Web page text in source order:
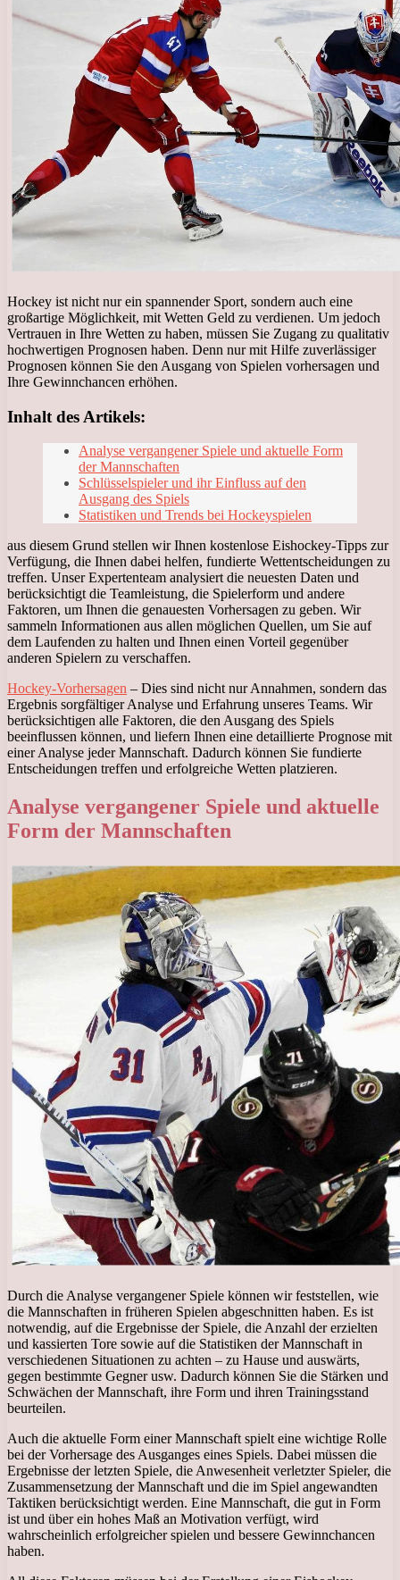
Hockey ist nicht nur ein spannender Sport, sondern auch eine
großartige Möglichkeit, mit Wetten Geld zu verdienen. Um jedoch
Vertrauen in Ihre Wetten zu haben, müssen Sie Zugang zu qualitativ
hochwertigen Prognosen haben. Denn nur mit Hilfe zuverlässiger
Prognosen können Sie den Ausgang von Spielen vorhersagen und
Ihre Gewinnchancen erhöhen.
Inhalt des Artikels:
Analyse vergangener Spiele und aktuelle Form
der Mannschaften
Schlüsselspieler und ihr Einfluss auf den
Ausgang des Spiels
Statistiken und Trends bei Hockeyspielen
aus diesem Grund stellen wir Ihnen kostenlose Eishockey-Tipps zur
Verfügung, die Ihnen dabei helfen, fundierte Wettentscheidungen zu
treffen. Unser Expertenteam analysiert die neuesten Daten und
berücksichtigt die Teamleistung, die Spielerform und andere
Faktoren, um Ihnen die genauesten Vorhersagen zu geben. Wir
sammeln Informationen aus allen möglichen Quellen, um Sie auf
dem Laufenden zu halten und Ihnen einen Vorteil gegenüber
anderen Spielern zu verschaffen.
Hockey-Vorhersagen – Dies sind nicht nur Annahmen, sondern das
Ergebnis sorgfältiger Analyse und Erfahrung unseres Teams. Wir
berücksichtigen alle Faktoren, die den Ausgang des Spiels
beeinflussen können, und liefern Ihnen eine detaillierte Prognose mit
einer Analyse jeder Mannschaft. Dadurch können Sie fundierte
Entscheidungen treffen und erfolgreiche Wetten platzieren.
Analyse vergangener Spiele und aktuelle
Form der Mannschaften
Durch die Analyse vergangener Spiele können wir feststellen, wie
die Mannschaften in früheren Spielen abgeschnitten haben. Es ist
notwendig, auf die Ergebnisse der Spiele, die Anzahl der erzielten
und kassierten Tore sowie auf die Statistiken der Mannschaft in
verschiedenen Situationen zu achten – zu Hause und auswärts,
gegen bestimmte Gegner usw. Dadurch können Sie die Stärken und
Schwächen der Mannschaft, ihre Form und ihren Trainingsstand
beurteilen.
Auch die aktuelle Form einer Mannschaft spielt eine wichtige Rolle
bei der Vorhersage des Ausganges eines Spiels. Dabei müssen die
Ergebnisse der letzten Spiele, die Anwesenheit verletzter Spieler, die
Zusammensetzung der Mannschaft und die im Spiel angewandten
Taktiken berücksichtigt werden. Eine Mannschaft, die gut in Form
ist und über ein hohes Maß an Motivation verfügt, wird
wahrscheinlich erfolgreicher spielen und bessere Gewinnchancen
haben.